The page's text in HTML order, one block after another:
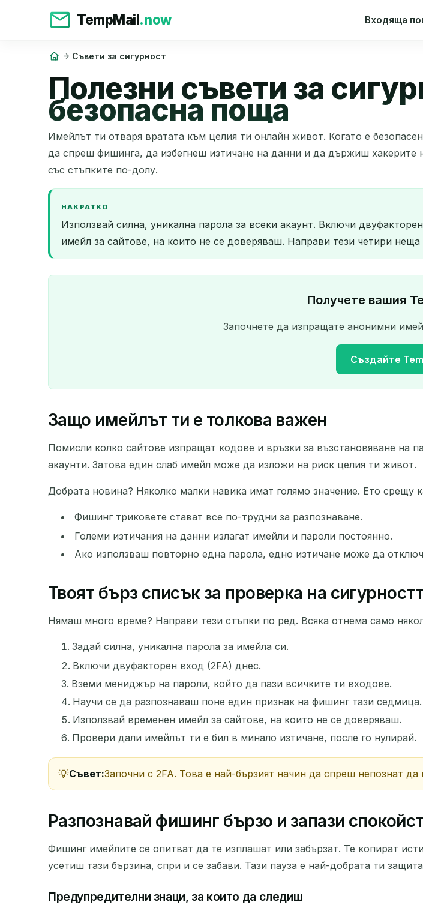
TempMail.now Входяща
Съвети за сигурност
Полезни съвети за
безопасна поща
Имейлът ти отваря вратата към целия ти онлайн живот. Когато е
да спреш фишинга, да избегнеш изтичане на данни и да държиш хакерите
със стъпките по-долу.
НАКРАТКО
Използвай силна, уникална парола за всеки акаунт. Включи
имейл за сайтове, на които не се доверяваш. Направи тези четири
Получете вашия
Започнете да изпращате анонимни
Създайте
Вашият временен
Изтрий избраните
Чакаме за
Защо имейлът ти е толкова важен
Помисли колко сайтове изпращат кодове и връзки за възстановяване на
акаунти. Затова един слаб имейл може да изложи на риск целия ти живот.
Добрата новина? Няколко малки навика имат голямо значение. Ето срещу
Фишинг триковете стават все по-трудни за разпознаване.
Големи изтичания на данни излагат имейли и пароли постоянно.
Ако използваш повторно една парола, едно изтичане може да
Твоят бърз списък за проверка на
Нямаш много време? Направи тези стъпки по ред. Всяка отнема само
Задай силна, уникална парола за имейла си.
Включи двуфакторен вход (2FA) днес.
Вземи мениджър на пароли, който да пази всичките ти входове.
Научи се да разпознаваш поне един признак на фишинг тази седмица.
Използвай временен имейл за сайтове, на които не се доверяваш.
Провери дали имейлът ти е бил в минало изтичане, после го нулирай.
Съвет:Започни с 2FA. Това е най-бързият начин да спреш непознат да
Разпознавай фишинг бързо и запази
Фишинг имейлите се опитват да те изплашат или забързат. Те копират
усетиш тази бързина, спри и се забави. Тази пауза е най-добрата ти
Предупредителни знаци, за които да следиш